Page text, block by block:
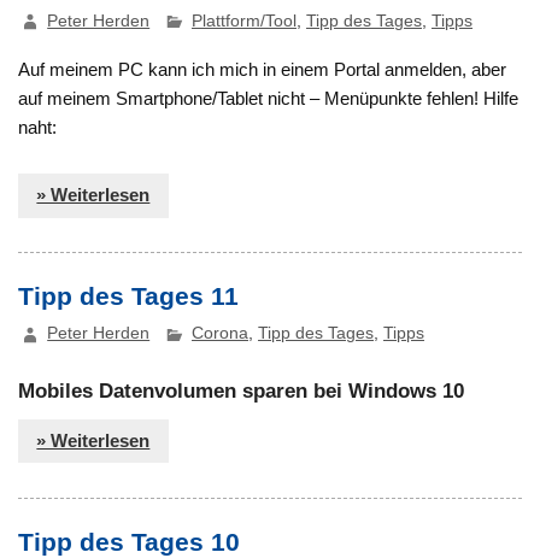
Peter Herden Plattform/Tool ,Tipp des Tages ,Tipps
Auf meinem PC kann ich mich in einem Portal anmelden, aber
auf meinem Smartphone/Tablet nicht – Menüpunkte fehlen! Hilfe
naht:
» Weiterlesen
Tipp des Tages 11
Peter Herden Corona,Tipp des Tages,Tipps
Mobiles Datenvolumen sparen bei Windows 10
» Weiterlesen
Tipp des Tages 10